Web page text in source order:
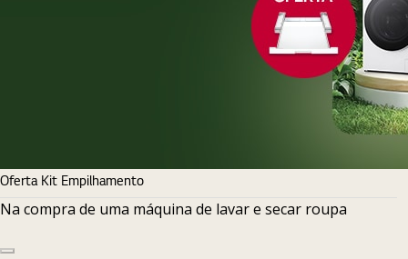
Oferta Kit Empilhamento
Na compra de uma máquina de lavar e secar roupa